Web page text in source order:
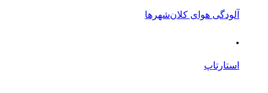
آلودگی هوای کلان‌شهرها
.
استارتاپ